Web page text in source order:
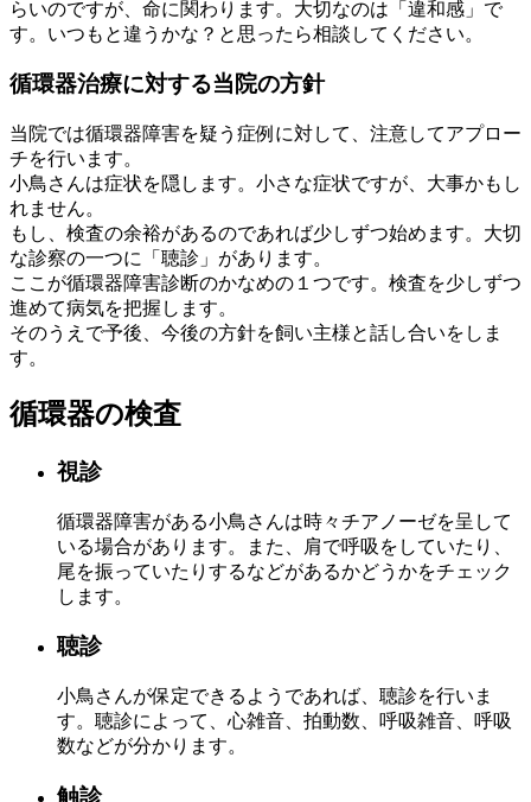
らいのですが、命に関わります。大切なのは「違和感」で
す。いつもと違うかな？と思ったら相談してください。
循環器治療に対する当院の方針
当院では循環器障害を疑う症例に対して、注意してアプロー
チを行います。
小鳥さんは症状を隠します。小さな症状ですが、大事かもし
れません。
もし、検査の余裕があるのであれば少しずつ始めます。大切
な診察の一つに「聴診」があります。
ここが循環器障害診断のかなめの１つです。検査を少しずつ
進めて病気を把握します。
そのうえで予後、今後の方針を飼い主様と話し合いをしま
す。
循環器の検査
視診
循環器障害がある小鳥さんは時々チアノーゼを呈して
いる場合があります。また、肩で呼吸をしていたり、
尾を振っていたりするなどがあるかどうかをチェック
します。
聴診
小鳥さんが保定できるようであれば、聴診を行いま
す。聴診によって、心雑音、拍動数、呼吸雑音、呼吸
数などが分かります。
触診